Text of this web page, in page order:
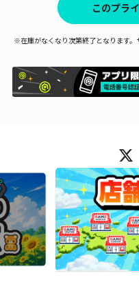
このプラ
※在庫がなくなり次第終了となります